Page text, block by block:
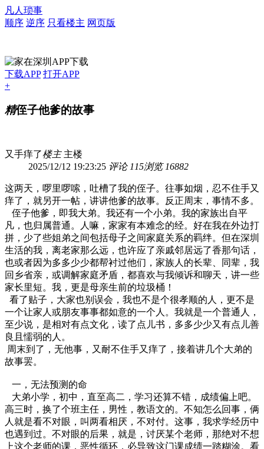
凡人琐事
顺序 逆序 只看楼主 网页版
下载APP 打开APP
+
精侄子他爹的故事
又手痒了楼主 主楼
2025/12/12 19:23:25 评论 115浏览 16882
这两天，啰里啰嗦，吐槽了我的侄子。往事如烟，忍不住手又
痒了，就另开一帖，讲讲他爹的故事。反正周末，事情不多。
侄子他爹，即我大弟。我还有一个小弟。我的家族出自平
凡，也归属普通。人嘛，家家有本难念的经。好在我在外边打
拼，少了些姐弟之间包括母子之间家庭关系的羁绊。但在深圳
生活的我，离老家那么远，也许应了亲戚邻居远了香那句话，
也或者因为多多少少都帮衬过他们，家族人的长辈、同辈，我
回乡省亲，或调解家庭矛盾，都喜欢与我倾诉和聊天，讲一些
家长里短。我，更是母亲生前的垃圾桶！
看了贴子，大家也别误会，我也不是个很孝顺的人，更不是
一个让家人或朋友事事都如意的一个人。我就是一个普通人，
至少说，是相对有点文化，读了点儿书，多多少少又有点儿善
良且懦弱的人。
周末到了，无他事，又耐不住手又痒了，接着讲几个大弟的
故事罢。
一，无法预测的命
大弟小学，初中，直至高二，学习还算不错，成绩偏上吧。
高三时，换了个班主任，男性，教语文的。不知怎么回事，俩
人就是看不对眼，叫两看相厌，不对付。这事，我求学经历中
也遇到过。不对眼的后果，就是，讨厌某个老师，那绝对不想
上这个老师的课，恶性循环，必导致这门课成绩一踏糊涂。看